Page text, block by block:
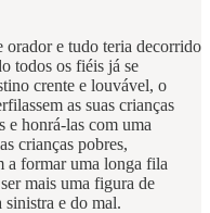
orador e tudo teria decorrido
todos os fiéis já se
crente e louvável, o
as suas crianças
e honrá-las com uma
crianças pobres,
a formar uma longa fila
mais uma figura de
sinistra e do mal.